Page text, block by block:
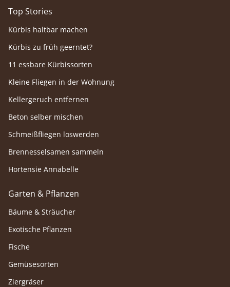
Top Stories
Kürbis haltbar machen
Kürbis zu früh geerntet?
11 essbare Kürbissorten
Kleine Fliegen in der Wohnung
Kellergeruch entfernen
Beton selber mischen
Schmeißfliegen loswerden
Brennesselsamen sammeln
Hortensie Annabelle
Garten & Pflanzen
Bäume & Sträucher
Exotische Pflanzen
Fische
Gemüsesorten
Ziergräser